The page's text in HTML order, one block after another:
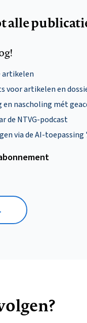
alle
artikelen
voor artikelen en
nascholing mét
de NTVG-podcast
via de AI-toepassing